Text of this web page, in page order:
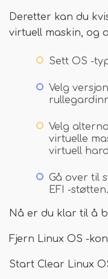
Deretter kan du
virtuell maskin, og
Sett OS -
Velg
Velg
virtuelle
virtuell
Gå over til
EFI -støtten.
Nå er du klar til å
Fjern Linux OS -
Start Clear Linux